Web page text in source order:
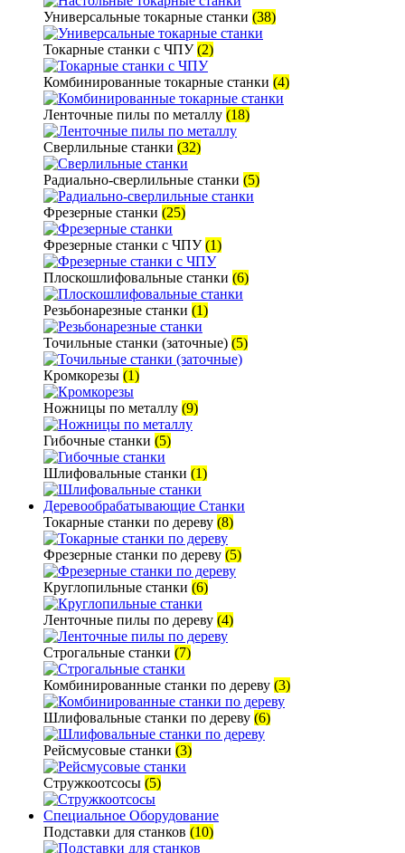
Универсальные токарные станки (38)
Токарные станки с ЧПУ(2)
Комбинированные токарные станки (4)
Ленточные пилы по металлу (18)
Сверлильные станки (32)
Радиально-сверлильные станки (5)
Фрезерные станки (25)
Фрезерные станки с ЧПУ(1)
Плоскошлифовальные станки (6)
Резьбонарезные станки (1)
Точильные станки (заточные) (5)
Кромкорезы (1)
Ножницы по металлу (9)
Гибочные станки (5)
Шлифовальные станки (1)
Деревообрабатывающие Станки
Токарные станки по дереву (8)
Фрезерные станки по дереву (5)
Круглопильные станки (6)
Ленточные пилы по дереву (4)
Строгальные станки (7)
Комбинированные станки по дереву (3)
Шлифовальные станки по дереву (6)
Рейсмусовые станки (3)
Стружкоотсосы (5)
Специальное Оборудование
Подставки для станков (10)